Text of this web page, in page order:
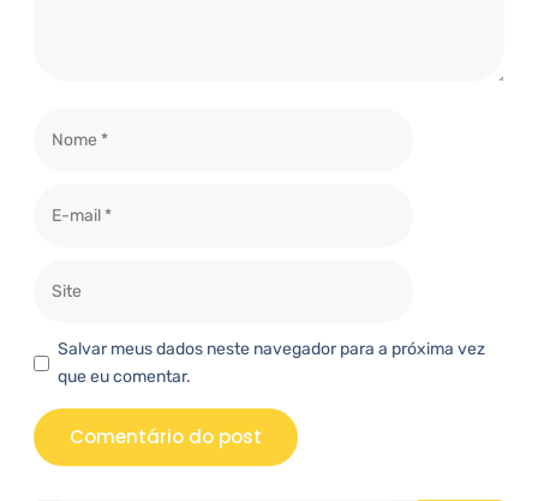
Salvar meus dados neste navegador para a próxima vez
que eu comentar.